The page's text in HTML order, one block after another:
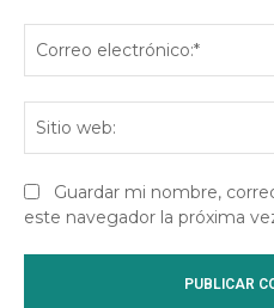
Guardar mi nombre,
este navegador la próxima